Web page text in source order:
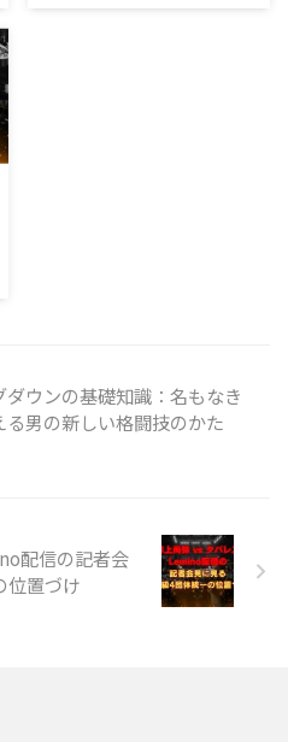
ダウンの基礎知識：名もなき
る男の新しい格闘技のかた
配信の記者会
位置づけ